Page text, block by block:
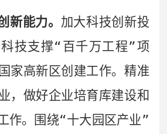
新能力。 加大科技创新投
技支撑“ 百千万工程”项
家高新区创建工作。精准
，做好企业培育库建设和
作。围绕“十大园区产业”